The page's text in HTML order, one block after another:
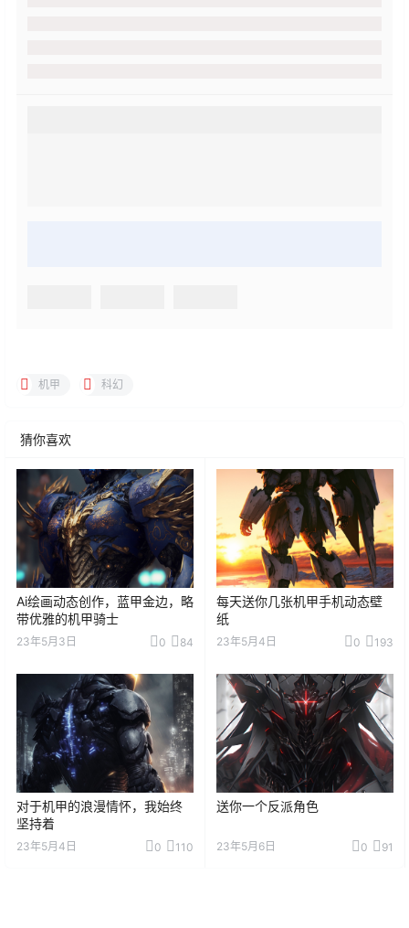
机甲 科幻
猜你喜欢
Ai绘画动态创作，蓝甲金边，略
带优雅的机甲骑士
23年5月3日 0 84
每天送你几张机甲手机动态壁
纸
23年5月4日 0 193
对于机甲的浪漫情怀，我始终
坚持着
23年5月4日 0 110
送你一个反派角色
23年5月6日 0 91